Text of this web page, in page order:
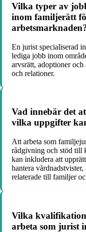
Vilka typer av
inom familjerätt
En jurist specialiserad
lediga jobb inom
arvsrätt, adoptioner
och relationer.
Vad innebär det
vilka uppgifter
Att arbeta som
rådgivning och stöd till
kan inkludera att
hantera
relaterade till familjer
Vilka
arbeta som jurist